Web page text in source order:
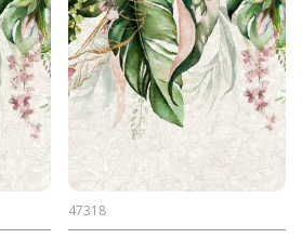
47318